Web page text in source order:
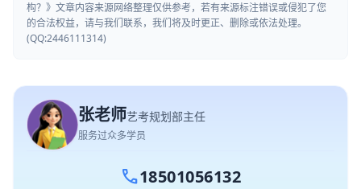
构？》文章内容来源网络整理仅供参考，若有来源标注错误或侵犯了您
的合法权益，请与我们联系，我们将及时更正、删除或依法处理。
(QQ:2446111314)
张老师艺考规划部主任
服务过众多学员
call18501056132